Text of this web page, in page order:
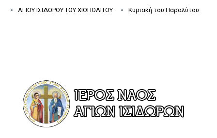
ΑΓΙΟΥ ΙΣΙΔΩΡΟΥ ΤΟΥ ΧΙΟΠΟΛΙΤΟΥ Κυριακή του Παραλύτου